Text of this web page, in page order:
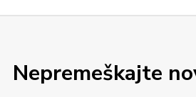
Nepremeškajte